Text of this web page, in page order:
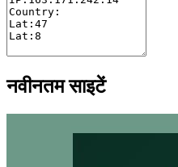
नवीनतम साइटें